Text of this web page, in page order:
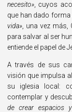
necesito» , cuyos
que han dado forma
vida» , una vez
para salvar al ser
entiende el papel de
A través de sus
visión que impulsa
su iglesia local:
contemplar y
de crear espacios